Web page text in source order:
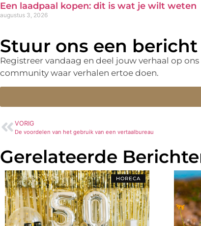
Een laadpaal kopen: dit is wat je wilt weten
augustus 3, 2026
Stuur ons een bericht
Registreer vandaag en deel jouw verhaal op
community waar verhalen ertoe doen.
VORIG
De voordelen van het gebruik van een vertaalbureau
Gerelateerde
HORECA